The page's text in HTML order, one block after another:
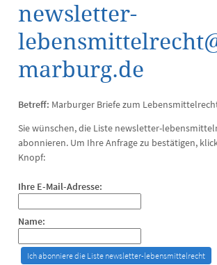
newsletter-
marburg.de
Betreff: Marburger Briefe zum
Sie wünschen, die Liste newsletter-
abonnieren. Um Ihre Anfrage zu bestätigen,
Knopf:
Ihre E-Mail-Adresse:
Name: